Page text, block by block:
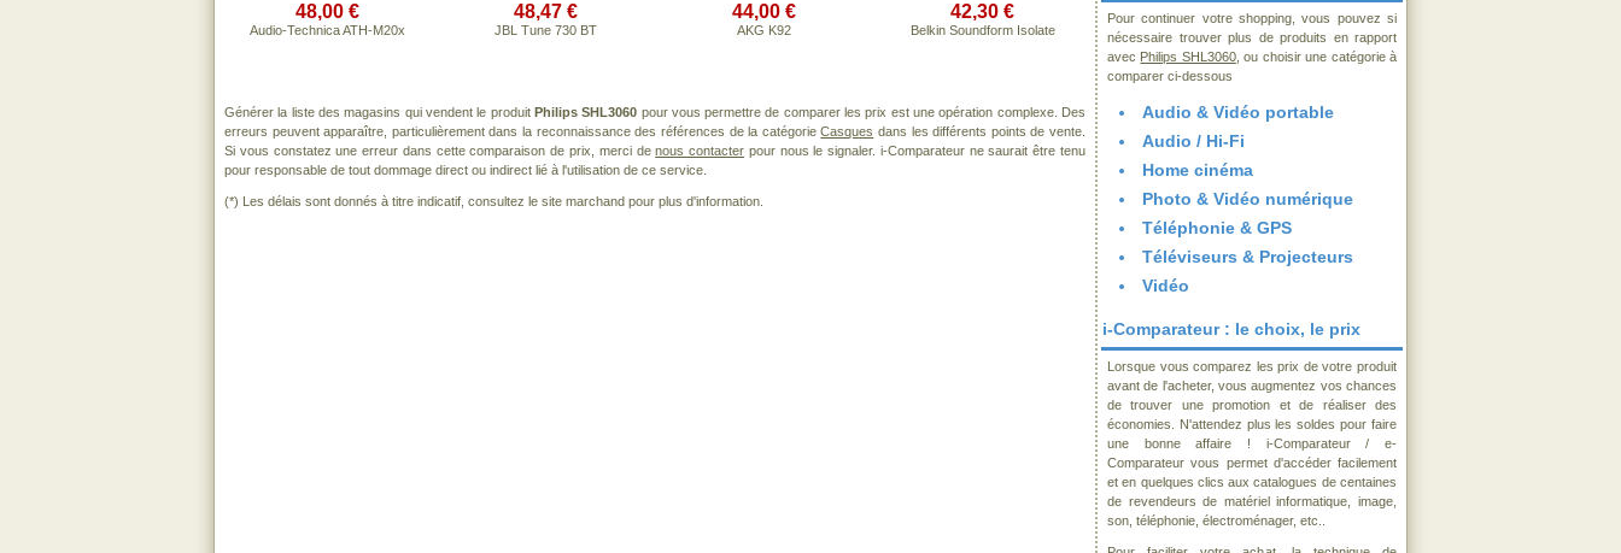
48,00 €
Audio-Technica ATH-M20x
48,47 €
JBL Tune 730 BT
44,00 €
AKG K92
42,30 €
Belkin Soundform Isolate
Générer la liste des magasins qui vendent le produit Philips SHL3060 pour vous permettre de comparer les prix est une opération complexe. Des
erreurs peuvent apparaître, particulièrement dans la reconnaissance des références de la catégorieCasques dans les différents points de vente.
Si vous constatez une erreur dans cette comparaison de prix, merci denous contacter pour nous le signaler. i-Comparateur ne saurait être tenu
pour responsable de tout dommage direct ou indirect lié à l'utilisation de ce service.
(*) Les délais sont donnés à titre indicatif, consultez le site marchand pour plus d'information.
Pour continuer votre shopping, vous pouvez si
nécessaire trouver plus de produits en rapport
avec Philips SHL3060, ou choisir une catégorie à
comparer ci-dessous
Audio & Vidéo portable
Audio / Hi-Fi
Home cinéma
Photo & Vidéo numérique
Téléphonie & GPS
Téléviseurs & Projecteurs
Vidéo
i-Comparateur : le choix, le prix
Lorsque vous comparez les prix de votre produit
avant de l'acheter, vous augmentez vos chances
de trouver une promotion et de réaliser des
économies. N'attendez plus les soldes pour faire
une bonne affaire ! i-Comparateur / e-
Comparateur vous permet d'accéder facilement
et en quelques clics aux catalogues de centaines
de revendeurs de matériel informatique, image,
son, téléphonie, électroménager, etc..